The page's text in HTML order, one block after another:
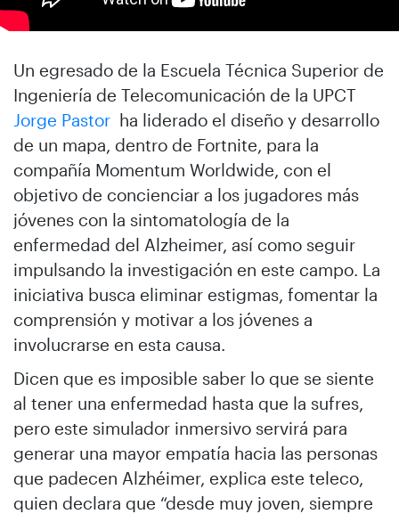
Un egresado de la Escuela Técnica Superior de
Ingeniería de Telecomunicación de la UPCT
Jorge Pastor ha liderado el diseño y desarrollo
de un mapa, dentro de Fortnite, para la
compañía Momentum Worldwide, con el
objetivo de concienciar a los jugadores más
jóvenes con la sintomatología de la
enfermedad del Alzheimer, así como seguir
impulsando la investigación en este campo. La
iniciativa busca eliminar estigmas, fomentar la
comprensión y motivar a los jóvenes a
involucrarse en esta causa.
Dicen que es imposible saber lo que se siente
al tener una enfermedad hasta que la sufres,
pero este simulador inmersivo servirá para
generar una mayor empatía hacia las personas
que padecen Alzhéimer, explica este teleco,
quien declara que “desde muy joven, siempre